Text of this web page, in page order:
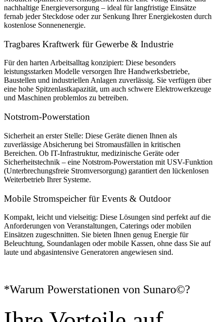
nachhaltige Energieversorgung – ideal für langfristige Einsätze
fernab jeder Steckdose oder zur Senkung Ihrer Energiekosten durch
kostenlose Sonnenenergie.
Tragbares Kraftwerk für Gewerbe & Industrie
Für den harten Arbeitsalltag konzipiert: Diese besonders
leistungsstarken Modelle versorgen Ihre Handwerksbetriebe,
Baustellen und industriellen Anlagen zuverlässig. Sie verfügen über
eine hohe Spitzenlastkapazität, um auch schwere Elektrowerkzeuge
und Maschinen problemlos zu betreiben.
Notstrom-Powerstation
Sicherheit an erster Stelle: Diese Geräte dienen Ihnen als
zuverlässige Absicherung bei Stromausfällen in kritischen
Bereichen. Ob IT-Infrastruktur, medizinische Geräte oder
Sicherheitstechnik – eine Notstrom-Powerstation mit USV-Funktion
(Unterbrechungsfreie Stromversorgung) garantiert den lückenlosen
Weiterbetrieb Ihrer Systeme.
Mobile Stromspeicher für Events & Outdoor
Kompakt, leicht und vielseitig: Diese Lösungen sind perfekt auf die
Anforderungen von Veranstaltungen, Caterings oder mobilen
Einsätzen zugeschnitten. Sie bieten Ihnen genug Energie für
Beleuchtung, Soundanlagen oder mobile Kassen, ohne dass Sie auf
laute und abgasintensive Generatoren angewiesen sind.
*Warum Powerstationen von Sunaro©?